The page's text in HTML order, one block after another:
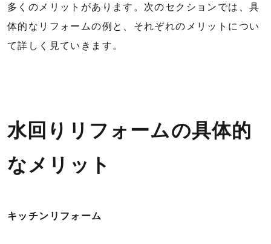
多くのメリットがあります。次のセクションでは、具
体的なリフォームの例と、それぞれのメリットについ
て詳しく見ていきます。
水回りリフォームの具体的
なメリット
キッチンリフォーム